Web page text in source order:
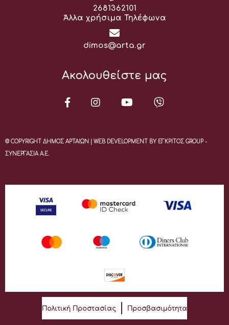
Τηλέφωνο:
2681362101
Άλλα χρήσιμα Τηλέφωνα
Email:
dimos@arta.gr
Ακολουθείστε μας
© COPYRIGHT ΔΗΜΟΣ ΑΡΤΑΙΩΝ | WEB DEVELOPMENT BY ΕΓΚΡΙΤΟΣ GROUP -
ΣΥΝΕΡΓΑΣΙΑ Α.Ε.
Πολιτική Προστασίας Προσβασιμότητα